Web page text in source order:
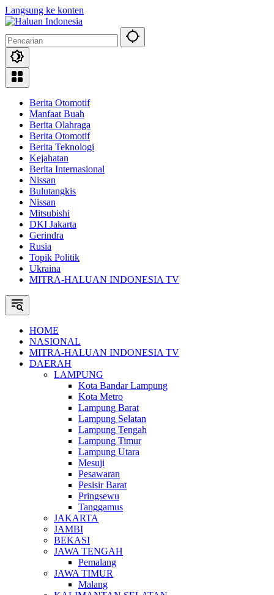
Langsung ke konten
Berita Otomotif
Manfaat Buah
Berita Olahraga
Berita Otomotif
Berita Teknologi
Kejahatan
Berita Internasional
Nissan
Bulutangkis
Nissan
Mitsubishi
DKI Jakarta
Gerindra
Rusia
Topik Politik
Ukraina
MITRA-HALUAN INDONESIA TV
HOME
NASIONAL
MITRA-HALUAN INDONESIA TV
DAERAH
LAMPUNG
Kota Bandar Lampung
Kota Metro
Lampung Barat
Lampung Selatan
Lampung Tengah
Lampung Timur
Lampung Utara
Mesuji
Pesawaran
Pesisir Barat
Pringsewu
Tanggamus
JAKARTA
JAMBI
BEKASI
JAWA TENGAH
Pemalang
JAWA TIMUR
Malang